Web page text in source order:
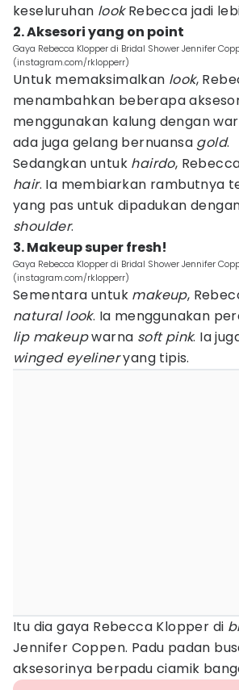
keseluruhan lookRebecca jadi
2. Aksesori yang on point
Gaya Rebecca Klopper di Bridal Shower Jennifer
(instagram.com/rklopperr)
Untuk memaksimalkan look,
menambahkan beberapa
menggunakan kalung dengan
ada juga gelang bernuansa gold.
Sedangkan untuk hairdo,
hair. Ia membiarkan rambutnya
yang pas untuk dipadukan
shoulder.
3. Makeup super fresh!
Gaya Rebecca Klopper di Bridal Shower Jennifer
(instagram.com/rklopperr)
Sementara untuk makeup,
natural look. Ia menggunakan
lip makeupwarna soft pink. Ia
winged eyelineryang tipis.
Itu dia gaya Rebecca Klopper di
Jennifer Coppen. Padu padan
aksesorinya berpadu ciamik